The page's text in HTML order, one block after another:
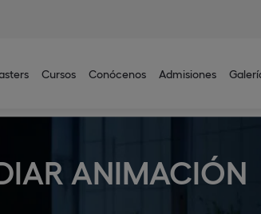
Cursos Conócenos Admisiones
ANIMACIÓN